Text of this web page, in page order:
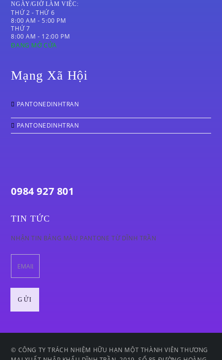
NGÀY/GIỜ LÀM VIỆC:
THỨ 2 - THỨ 6
8:00 AM - 5:00 PM
THỨ 7
8:00 AM - 12:00 PM
ĐANG MỞ CỬA
Mạng Xã Hội
PANTONEDINHTRAN
PANTONEDINHTRAN
0984 927 801
TIN TỨC
NHẬN TIN BẢNG MÀU PANTONE TỪ DĨNH TRẦN
© CÔNG TY TRÁCH NHIỆM HỮU HẠN MỘT THÀNH VIÊN THƯƠNG